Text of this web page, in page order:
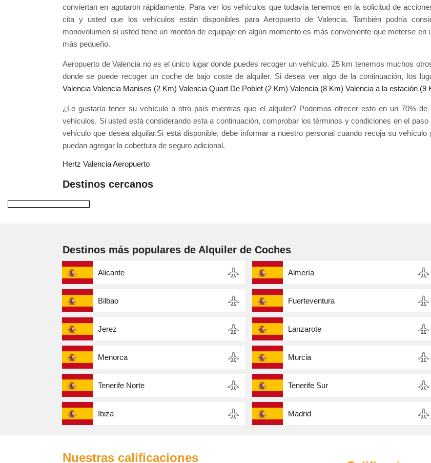
conviertan en agotaron rápidamente. Para ver los vehículos que todavía tenemos en la solicitud de
cita y usted que los vehículos están disponibles para Aeropuerto de Valencia. También podría
monovolumen si usted tiene un montón de equipaje en algún momento es más conveniente que meterse en
más pequeño.
Aeropuerto de Valencia no es el único lugar donde puedes recoger un vehículo. 25 km tenemos muchos
donde se puede recoger un coche de bajo coste de alquiler. Si desea ver algo de la continuación, los
Valencia Valencia Manises (2 Km) Valencia Quart De Poblet (2 Km) Valencia (8 Km) Valencia a la estación (9
¿Le gustaría tener su vehículo a otro país mientras que el alquiler? Podemos ofrecer esto en un 70% de
vehículos. Si usted está considerando esta a continuación, comprobar los términos y condiciones en el paso
vehículo que desea alquilar.Si está disponible, debe informar a nuestro personal cuando recoja su vehículo
puedan agregar la cobertura de seguro adicional.
Hertz Valencia Aeropuerto
Destinos cercanos
Destinos más populares de Alquiler de Coches
Alicante Almería
Bilbao Fuerteventura
Jerez Lanzarote
Menorca Murcia
Tenerife Norte Tenerife Sur
Ibiza Madrid
Nuestras calificaciones